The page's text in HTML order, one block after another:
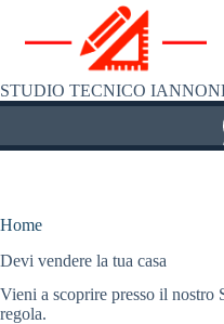
contenuto
STUDIO TECNICO
Home
Devi vendere la tua casa
Vieni a scoprire presso il nostro
regola.